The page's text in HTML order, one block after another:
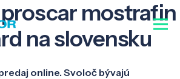
mostrafin
na slovensku
online. Svoloč bývajú